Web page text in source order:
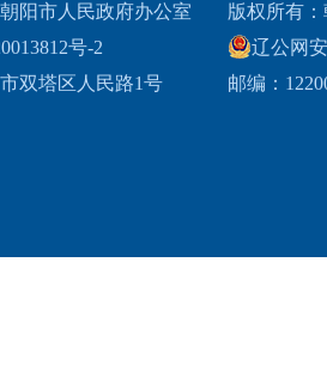
阳市人民政府办公室
号-2
双塔区人民路1号
版权所有
辽公网
邮编：